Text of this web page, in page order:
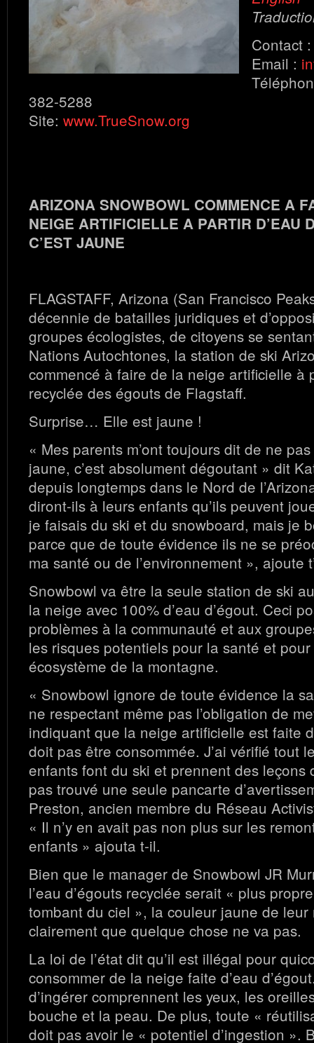
Contact
Email :
382-5288
Site: www.TrueSnow.org
ARIZONA SNOWBOWL COMMENCE A
NEIGE ARTIFICIELLE A PARTIR D’EAU
C’EST JAUNE
FLAGSTAFF, Arizona (San Francisco
décennie de batailles juridiques et
groupes écologistes, de citoyens se
Nations Autochtones, la station de ski
commencé à faire de la neige artificielle à
recyclée des égouts de Flagstaff.
Surprise… Elle est jaune !
« Mes parents m’ont toujours dit de ne
jaune, c’est absolument dégoutant » dit
depuis longtemps dans le Nord de
diront-ils à leurs enfants qu’ils peuvent
je faisais du ski et du snowboard, mais je
parce que de toute évidence ils ne se
ma santé ou de l’environnement », ajoute
Snowbowl va être la seule station de ski
la neige avec 100% d’eau d’égout. Ceci
problèmes à la communauté et aux
les risques potentiels pour la santé et
écosystème de la montagne.
« Snowbowl ignore de toute évidence la
ne respectant même pas l’obligation de
indiquant que la neige artificielle est faite
doit pas être consommée. J’ai vérifié tout
enfants font du ski et prennent des leçons
pas trouvé une seule pancarte
Preston, ancien membre du Réseau
« Il n’y en avait pas non plus sur les
enfants » ajouta t-il.
Bien que le manager de Snowbowl JR
l’eau d’égouts recyclée serait « plus
tombant du ciel », la couleur jaune de
clairement que quelque chose ne va pas.
La loi de l’état dit qu’il est illégal pour
consommer de la neige faite d’eau
d’ingérer comprennent les yeux, les
bouche et la peau. De plus, toute «
doit pas avoir le « potentiel d’ingestion ».